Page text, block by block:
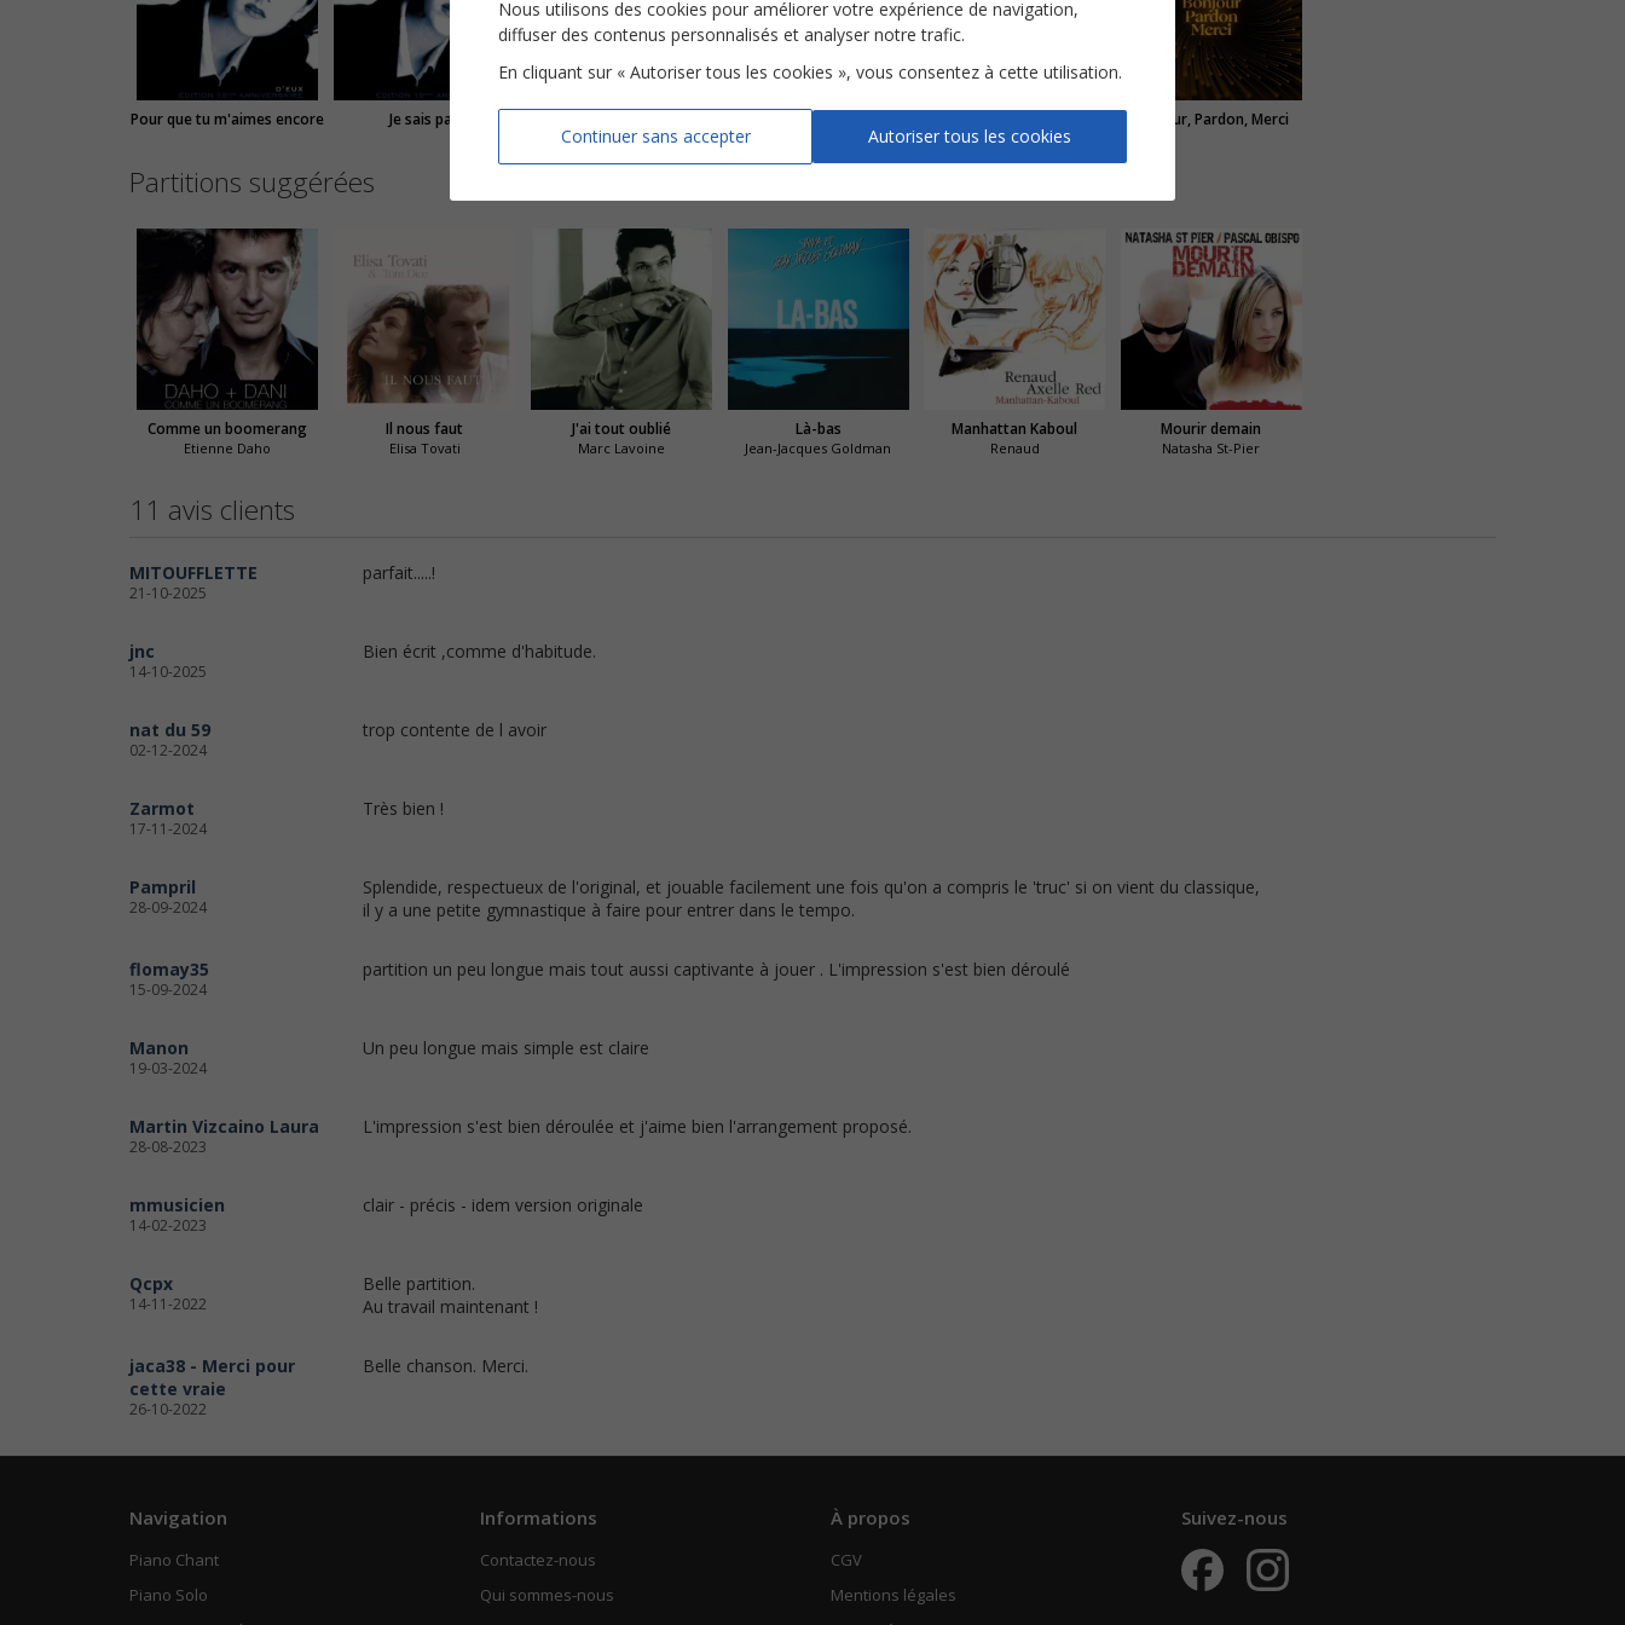
Pour que tu m'aimes encore Je sais pas Une chance qu'on s'a Bonjour, Pardon, Merci
Partitions suggérées
Comme un boomerang
Etienne Daho
Il nous faut
Elisa Tovati
J'ai tout oublié
Marc Lavoine
Là-bas
Jean-Jacques Goldman
Manhattan Kaboul
Renaud
Mourir demain
Natasha St-Pier
11 avis clients
MITOUFFLETTE
21-10-2025
parfait.....!
jnc
14-10-2025
Bien écrit ,comme d'habitude.
nat du 59
02-12-2024
trop contente de l avoir
Zarmot
17-11-2024
Très bien !
Pampril
28-09-2024
Splendide, respectueux de l'original, et jouable facilement une fois qu'on a compris le 'truc' si on vient du classique,
il y a une petite gymnastique à faire pour entrer dans le tempo.
flomay35
15-09-2024
partition un peu longue mais tout aussi captivante à jouer . L'impression s'est bien déroulé
Manon
19-03-2024
Un peu longue mais simple est claire
Martin Vizcaino Laura
28-08-2023
L'impression s'est bien déroulée et j'aime bien l'arrangement proposé.
mmusicien
14-02-2023
clair - précis - idem version originale
Qcpx
14-11-2022
Belle partition.
Au travail maintenant !
jaca38 - Merci pour
cette vraie
26-10-2022
Belle chanson. Merci.
Navigation
Piano Chant
Piano Solo
Informations
Contactez-nous
Qui sommes-nous
À propos
CGV
Mentions légales
Suivez-nous
Nous utilisons des cookies pour améliorer votre expérience de navigation,
diffuser des contenus personnalisés et analyser notre trafic.
En cliquant sur « Autoriser tous les cookies », vous consentez à cette utilisation.
Continuer sans accepter Autoriser tous les cookies